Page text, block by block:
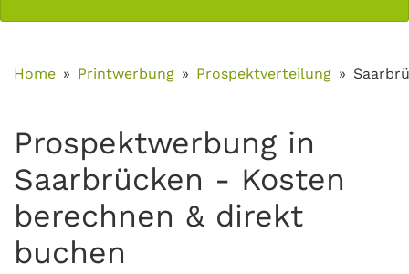
Home Printwerbung Prospektverteilung
Prospektwerbung in
Saarbrücken - Kosten
berechnen & direkt
buchen